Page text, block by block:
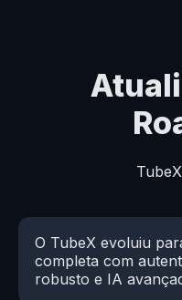
O TubeX evoluiu
completa com
robusto e IA